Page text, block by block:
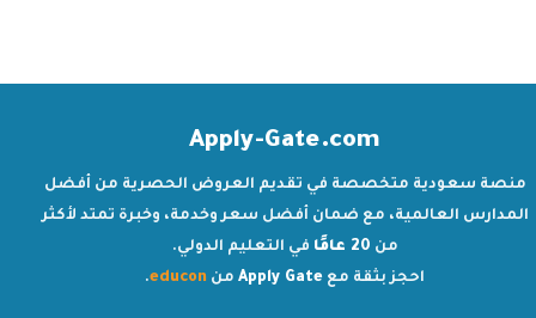
Apply-Gate.com
منصة سعودية متخصصة في تقديم العروض الحصرية من أفضل
المدارس العالمية، مع ضمان أفضل سعر وخدمة، وخبرة تمتد لأكثر
من 20 عامًا
في التعليم الدولي.
احجز بثقة مع Apply Gate من educon
.